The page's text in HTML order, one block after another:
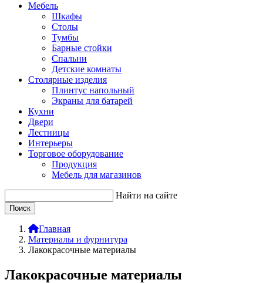
Мебель
Шкафы
Столы
Тумбы
Барные стойки
Спальни
Детские комнаты
Столярные изделия
Плинтус напольный
Экраны для батарей
Кухни
Двери
Лестницы
Интерьеры
Торговое оборудование
Продукция
Мебель для магазинов
Найти на сайте
Главная
Материалы и фурнитура
Лакокрасочные материалы
Лакокрасочные материалы